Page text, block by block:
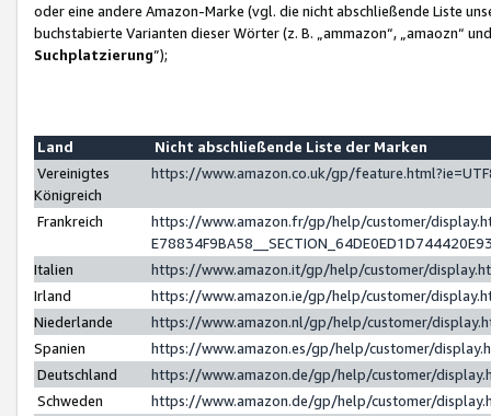
oder eine andere Amazon-Marke (vgl. die nicht abschließende Liste
buchstabierte Varianten dieser Wörter (z. B. „ammazon“, „amaozn“
Suchplatzierung”);
Land
Nicht abschließende Liste der Marken
Vereinigtes
Königreich
https://www.amazon.co.uk/gp/
Frankreich
https://www.amazon.fr/gp/help/customer/
Italien
https://www.amazon.it/gp/help/customer/
Irland
https://www.amazon.ie/gp/help/customer/
Niederlande
https://www.amazon.nl/gp/help/customer/
Spanien
https://www.amazon.es/gp/help/customer/
Deutschland
https://www.amazon.de/gp/help/customer/
Schweden
https://www.amazon.de/gp/help/customer/